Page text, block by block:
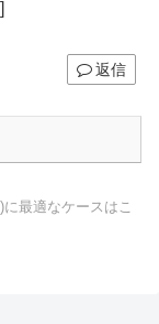
返信
最適なケースはこ